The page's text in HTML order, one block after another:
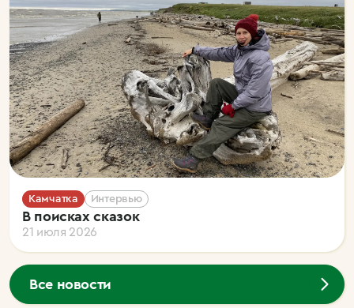
Камчатка Интервью
В поисках сказок
21 июля 2026
Все новости